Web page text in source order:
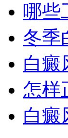
哪些
冬季
白癜
怎样
白癜